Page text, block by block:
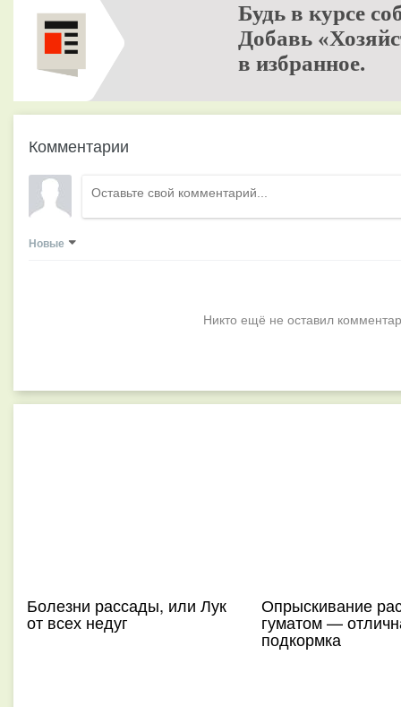
Будь в курсе
Добавь
в избранное.
Комментарии
Новые
Никто ещё не оставил
Болезни рассады, или Лук
от всех недуг
Опрыскивание
гуматом —
подкормка